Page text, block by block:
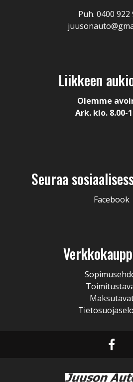
Puh. 0400 922
Liikkeen
Olemme
Ark. klo. 8.00-
Seuraa
Facebook